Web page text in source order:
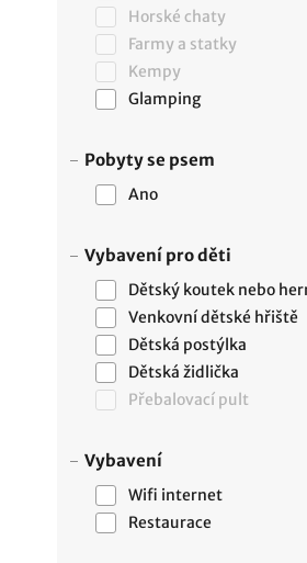
Horské chaty
Farmy a statky
Kempy
Glamping
Pobyty se psem
Ano
Vybavení pro děti
Dětský koutek nebo
Venkovní dětské hřiště
Dětská postýlka
Dětská židlička
Přebalovací pult
Vybavení
Wifi internet
Restaurace